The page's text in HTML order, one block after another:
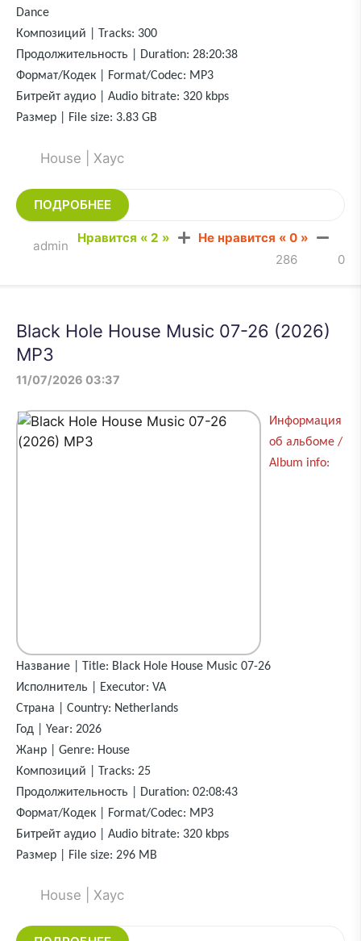
Dance
Композиций | Tracks: 300
Продолжительность | Duration: 28:20:38
Формат/Кодек | Format/Codec: MP3
Битрейт аудио | Audio bitrate: 320 kbps
Размер | File size: 3.83 GB
House | Хаус
ПОДРОБНЕЕ
Нравится « 2 » Не нравится « 0 »
admin
0
286
Black Hole House Music 07-26 (2026)
MP3
11/07/2026 03:37
Информация
об альбоме /
Album info:
Название | Title: Black Hole House Music 07-26
Исполнитель | Executor: VA
Страна | Country: Netherlands
Год | Year: 2026
Жанр | Genre: House
Композиций | Tracks: 25
Продолжительность | Duration: 02:08:43
Формат/Кодек | Format/Codec: MP3
Битрейт аудио | Audio bitrate: 320 kbps
Размер | File size: 296 MB
House | Хаус